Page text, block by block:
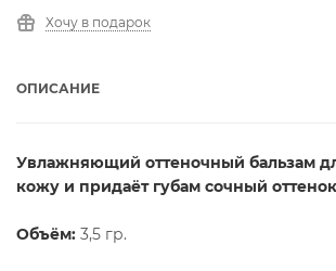
Хочу в подарок
ОПИСАНИЕ
Увлажняющий оттеночный бальзам
кожу и придаёт губам сочный
Объём: 3,5 гр.